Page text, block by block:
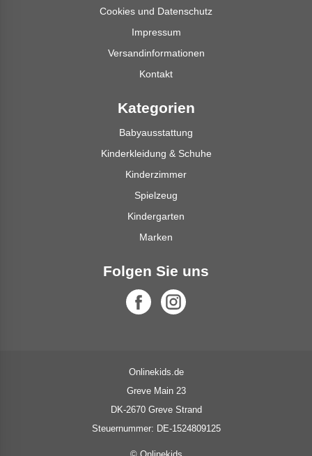
Cookies und Datenschutz
Impressum
Versandinformationen
Kontakt
Kategorien
Babyausstattung
Kinderkleidung & Schuhe
Kinderzimmer
Spielzeug
Kindergarten
Marken
Folgen Sie uns
Onlinekids.de
Greve Main 23
DK-2670 Greve Strand
Steuernummer: DE-1524809125